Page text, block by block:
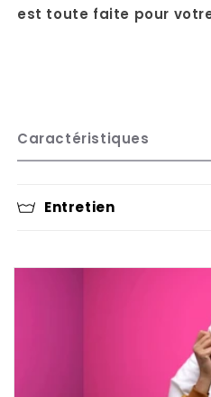
est toute faite pour
Caractéristiques
Entretien